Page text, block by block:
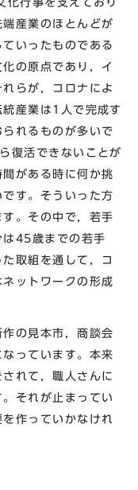
産業のほとんどが
いったものである
の原点であり，イ
らが，コロナによ
産業は1人で完成す
れるものが多いで
復活できないことが
がある時に何か挑
す。そういった方
。その中で，若手
は45歳までの若手
取組を通して，コ
ットワークの形成
の見本市，商談会
っています。本来
れて，職人さんに
それが止まってい
作っていかなけれ